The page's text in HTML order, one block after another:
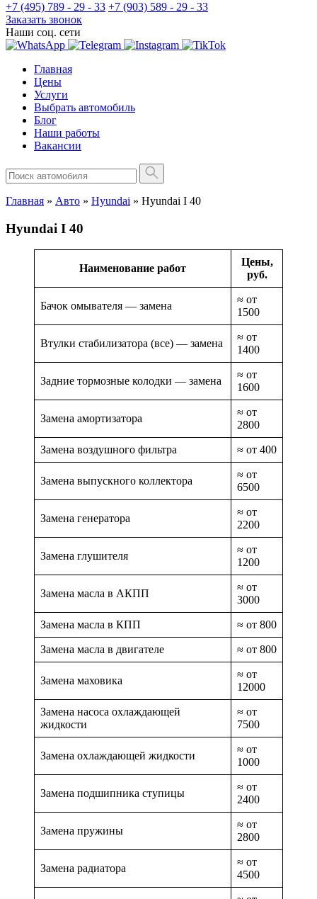
+7 (495) 789 - 29 - 33 +7 (903) 589 - 29 - 33
Заказать звонок
Наши соц. сети
Главная
Цены
Услуги
Выбрать автомобиль
Блог
Наши работы
Вакансии
Главная » Авто » Hyundai » Hyundai I 40
Hyundai I 40
Наименование работ
Цены,
руб.
Бачок омывателя — замена
≈ от
1500
Втулки стабилизатора (все) — замена
≈ от
1400
Задние тормозные колодки — замена
≈ от
1600
Замена амортизатора
≈ от
2800
Замена воздушного фильтра ≈ от 400
Замена выпускного коллектора
≈ от
6500
Замена генератора
≈ от
2200
Замена глушителя
≈ от
1200
Замена масла в АКПП
≈ от
3000
Замена масла в КПП ≈ от 800
Замена масла в двигателе ≈ от 800
Замена маховика
≈ от
12000
Замена насоса охлаждающей
жидкости
≈ от
7500
Замена охлаждающей жидкости
≈ от
1000
Замена подшипника ступицы
≈ от
2400
Замена пружины
≈ от
2800
Замена радиатора
≈ от
4500